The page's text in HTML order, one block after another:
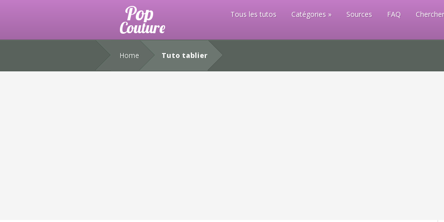
Tous les tutos Catégories Sources FAQ
Home Tuto tablier